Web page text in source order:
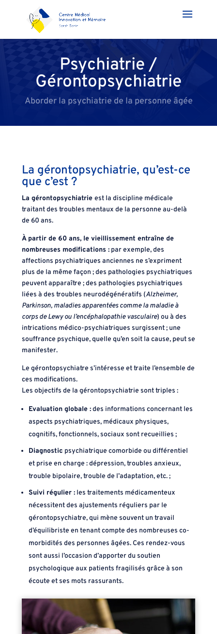
Psychiatrie /
Gérontopsychiatrie
Aborder la psychiatrie de la personne âgée
La gérontopsychiatrie, qu’est-ce
que c’est ?
La gérontopsychiatrie est la discipline médicale
traitant des troubles mentaux de la personne au-delà
de 60 ans.
À partir de 60 ans, le vieillissement entraîne de
nombreuses modifications :par exemple, des
affections psychiatriques anciennes ne s’expriment
plus de la même façon ; des pathologies psychiatriques
peuvent apparaître ; des pathologies psychiatriques
liées à des troubles neurodégénératifs (Alzheimer,
Parkinson, maladies apparentées comme la maladie à
corps de Lewy ou l’encéphalopathie vasculaire) ou à des
intrications médico-psychiatriques surgissent ; une
souffrance psychique, quelle qu’en soit la cause, peut se
manifester.
Le gérontopsychiatre s’intéresse et traite l’ensemble de
ces modifications.
Les objectifs de la gérontopsychiatrie sont triples :
Evaluation globale :des informations concernant les
aspects psychiatriques, médicaux physiques,
cognitifs, fonctionnels, sociaux sont recueillies ;
Diagnostic psychiatrique comorbide ou différentiel
et prise en charge : dépression, troubles anxieux,
trouble bipolaire, trouble de l’adaptation, etc. ;
Suivi régulier :les traitements médicamenteux
nécessitent des ajustements réguliers par le
gérontopsychiatre, qui mène souvent un travail
d’équilibriste en tenant compte des nombreuses co-
morbidités des personnes âgées. Ces rendez-vous
sont aussi l’occasion d’apporter du soutien
psychologique aux patients fragilisés grâce à son
écoute et ses mots rassurants.